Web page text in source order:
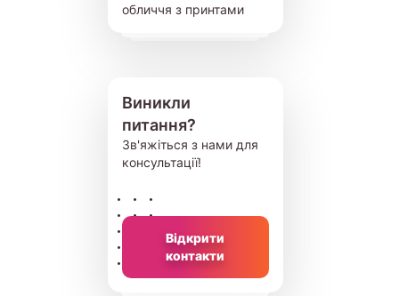
обличчя з принтами
Виникли
питання?
Зв'яжіться з нами для
консультації!
Відкрити
контакти